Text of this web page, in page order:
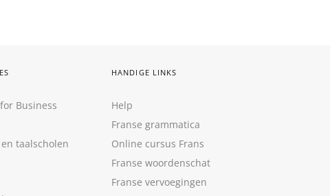
Business
taalscholen
HANDIGE LINKS
Help
Franse grammatica
Online cursus Frans
Franse woordenschat
Franse vervoegingen